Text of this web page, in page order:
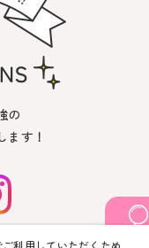
の
ます！
利用していただくため